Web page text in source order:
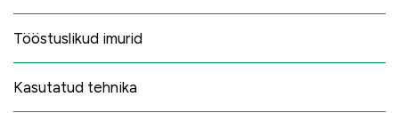
Tööstuslikud imurid
Kasutatud tehnika